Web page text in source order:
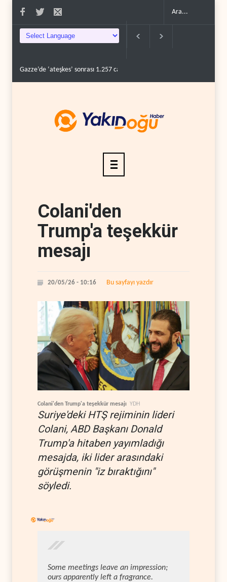
Gazze’de ‘ateşkes’ sonrası 1.257 can kaybı..
Colani'den
Trump'a teşekkür
mesajı
20/05/26 - 10:16 Bu sayfayı yazdır
Colani'den Trump'a teşekkür mesajı YDH
Suriye'deki HTŞ rejiminin lideri
Colani, ABD Başkanı Donald
Trump'a hitaben yayımladığı
mesajda, iki lider arasındaki
görüşmenin "iz bıraktığını"
söyledi.
Some meetings leave an impression;
ours apparently left a fragrance.